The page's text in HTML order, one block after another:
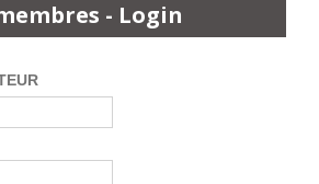
- Login